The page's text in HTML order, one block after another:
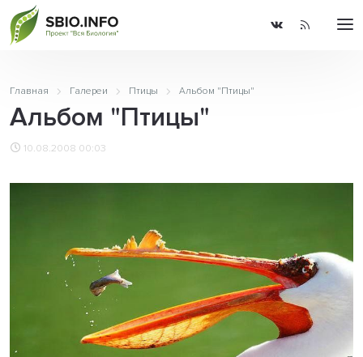
Главная Галереи Птицы Альбом "Птицы"
Альбом "Птицы"
10.08.2008 00:03